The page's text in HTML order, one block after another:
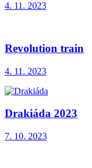
4. 11. 2023
Revolution train
4. 11. 2023
Drakiáda 2023
7. 10. 2023